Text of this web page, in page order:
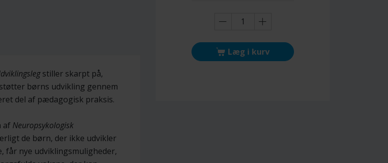
stiller skarpt på,
børns udvikling gennem
del af pædagogisk praksis.
af Neuropsykologisk
de børn, der ikke udvikler
får nye udviklingsmuligheder,
Læg i kurv